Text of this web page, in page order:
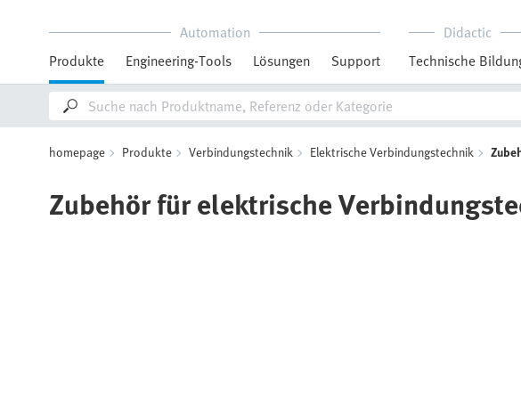
Automation
Produkte
Engineering-Tools Lösungen Support
Didactic
Technische
homepage Produkte Verbindungstechnik Elektrische Verbindungstechnik
Zubehör für elektrische